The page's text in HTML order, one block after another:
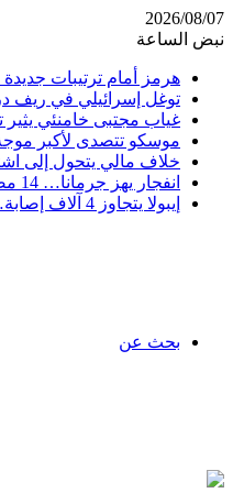
2026/08/07
نبض الساعة
هرمز أمام ترتيبات
توغل إسرائيلي في ريف
غياب مجتبى خامنئي يثير
موسكو تتصدى لأكبر
خلاف مالي يتحول إلى
انفجار يهز جرمانا… 14 مصابًا بعبوة داخل حافلة
إيبولا يتجاوز 4 آلاف إصابة… مخاوف من تحوّر الفيروس
بحث عن